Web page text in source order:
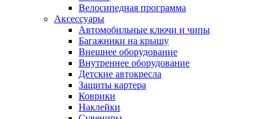
Велосипедная программа
Аксессуары
Автомобильные ключи и чипы
Багажники на крышу
Внешнее оборудование
Внутреннее оборудование
Детские автокресла
Защиты картера
Коврики
Наклейки